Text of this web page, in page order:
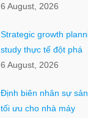
6 August, 2026
Strategic growth
study thực tế đột phá
6 August, 2026
Định biên nhân sự
tối ưu cho nhà máy